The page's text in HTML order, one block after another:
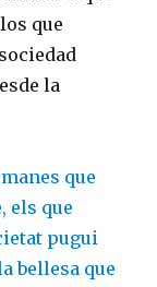
que
la
que
els que
pugui
bellesa que